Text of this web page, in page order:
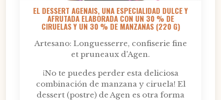
EL DESSERT AGENAIS, UNA ESPECIALIDAD DULCE Y
AFRUTADA ELABORADA CON UN 30 % DE
CIRUELAS Y UN 30 % DE MANZANAS (220 G)
Artesano: Longuesserre, confiserie fine
et pruneaux d'Agen.
¡No te puedes perder esta deliciosa
combinación de manzana y ciruela! El
dessert (postre) de Agen es otra forma